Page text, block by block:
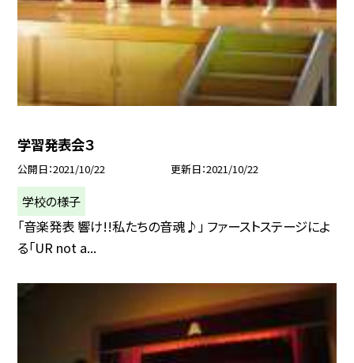
学習発表会３
公開日 2021/10/22 更新日 2021/10/22
学校の様子
「音楽発表 響け!!私たちの音魂♪」 ファーストステージによ
る「UR not a...